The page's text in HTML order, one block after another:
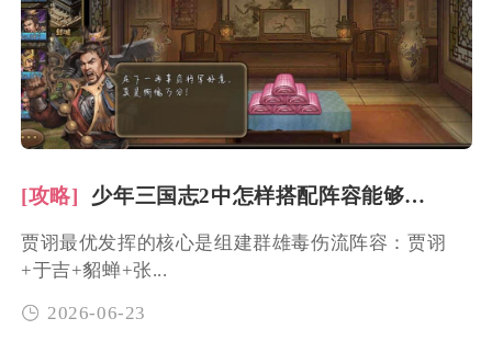
[攻略] 少年三国志2中怎样搭配阵容能够最优化贾诩的发挥
贾诩最优发挥的核心是组建群雄毒伤流阵容：贾诩
+于吉+貂蝉+张...
2026-06-23